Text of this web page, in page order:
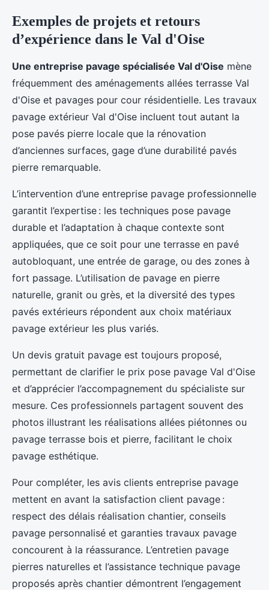
Exemples de projets et retours
d’expérience dans le Val d'Oise
Une entreprise pavage spécialisée Val d'Oise mène
fréquemment des aménagements allées terrasse Val
d'Oise et pavages pour cour résidentielle. Les travaux
pavage extérieur Val d'Oise incluent tout autant la
pose pavés pierre locale que la rénovation
d’anciennes surfaces, gage d’une durabilité pavés
pierre remarquable.
L’intervention d’une entreprise pavage professionnelle
garantit l’expertise : les techniques pose pavage
durable et l’adaptation à chaque contexte sont
appliquées, que ce soit pour une terrasse en pavé
autobloquant, une entrée de garage, ou des zones à
fort passage. L’utilisation de pavage en pierre
naturelle, granit ou grès, et la diversité des types
pavés extérieurs répondent aux choix matériaux
pavage extérieur les plus variés.
Un devis gratuit pavage est toujours proposé,
permettant de clarifier le prix pose pavage Val d'Oise
et d’apprécier l’accompagnement du spécialiste sur
mesure. Ces professionnels partagent souvent des
photos illustrant les réalisations allées piétonnes ou
pavage terrasse bois et pierre, facilitant le choix
pavage esthétique.
Pour compléter, les avis clients entreprise pavage
mettent en avant la satisfaction client pavage :
respect des délais réalisation chantier, conseils
pavage personnalisé et garanties travaux pavage
concourent à la réassurance. L’entretien pavage
pierres naturelles et l’assistance technique pavage
proposés après chantier démontrent l’engagement